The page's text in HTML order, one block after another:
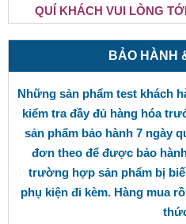
QUÍ KHÁCH VUI LÒNG
BẢO HÀNH
Những sản phẩm test khách
kiểm tra đầy đủ hàng hóa
sản phẩm bảo hành 7 ngày
đơn theo để được bảo
trường hợp sản phẩm bị
phụ kiện đi kèm. Hàng mua